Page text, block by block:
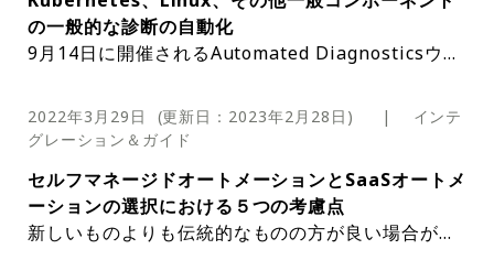
態のキャプチャー
３つ目のユースケースでは、一連のbashコマ
は主に、開いているファイルやネットワーク接
続などの診断を表示しますが、特定の呼び出し
をトレースするために使用できるツールbpftr
aceも実行します：
Process Automationでは、スクリプトを定義
してデプロイし、その出力を保存して、環境の
結論
監視ツールからの信号は、従来の環境であって
も、幅広い可視性の恩恵を受け、レスポンダ
用に設定されたプラットフォームによって、社
員とビジネスに対する新たな脅威の先を行くた
erDutyが、あなたの組織が悪質な行為者によ
って引き起こされる多くの脅威に対応し、戦力
役立つかどうかを知りたい場合は、無料トライ
アルにサインアップしてください。 この記事
はPagerDuty社のウェブサイトで公開されて
です。
Duty® Process AutomationとPagerDuty®
Runbook Automationの多数のコアおよび商
用アップデートに関する詳細を最新の4.4.0リ
PagerDuty App for Slackの改良を含む**、
最新のパートナー統合とエコシステムのアップ
デートをお楽しみください。次世代Slack V2
専用インシデントチャンネルの改善（早期アク
セス）およびWebhooks V3など PagerDuty A
有権を拡大します。サービス設定の精度を向上
させることで、分析機能を強化します。管理者
標準を表示できますが、権限を調整して、全て
のユーザーが表示できるようにすることもでき
に効率的に表示
Service Standardsのデモ映像はこちらからご
覧いただけます。
ェアとPagerDuty® Runbook Automation
自動診断のための新しいAWSプラグイン あな
たのアプリやサービスはAWSにありますか？
もしそうなら、AWS上のインシデントをより
速く、より効率的にトリアージするのに役立つ
更新内容は以下の通りです。
の一般的な診断の自動化
9月14日に開催されるAutomated Diagnosticsウェ
の一般的な診断方法と、すぐに始められるジョブテ
ンプレートの提供方法について学びましょう。
ォリオの一般的なユースケースであるAutomated D
iagnosticsに関するシリーズの２回目です。
前回は、Automated Diagnosticsの基本について、
門家へのエスカレーションを減らし、レスポンダー
がより早くアクションを起こせるようにする方法に
ついてお伝えしました。今回のブログでは、ユーザ
しかし、その前に、前回の記事についてTwitterに
寄せられた読者の声をもとに、Automated Diagno
sticsが該当しないことを明確にしておきましょう。
Automated Diagnosticsとアラート相関は異なりま
す。 アラート相関は、指定された信号の深さと、相
2022年3月29日 (更新日： 2023年2月28日 ) | インテ
グレーション＆ガイド
セルフマネージドオートメーションとSaaSオートメ
ーションの選択における５つの考慮点
新しいものよりも伝統的なものの方が良い場合があ